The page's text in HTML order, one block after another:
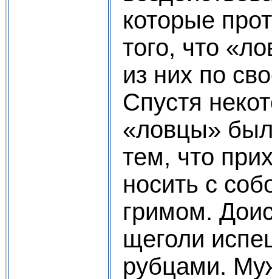
которые
того, что
из них по
Спустя
«ловцы»
тем, что
носить с
гримом.
щеголи
рубцами.